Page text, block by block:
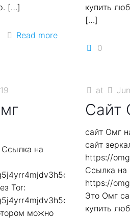
[…]
Read more
купить
[…]
0
на
Tor:
можно
at
Сайт
сайт Омг
сайт
https://
Ссылка на
https://
Это Омг
купить